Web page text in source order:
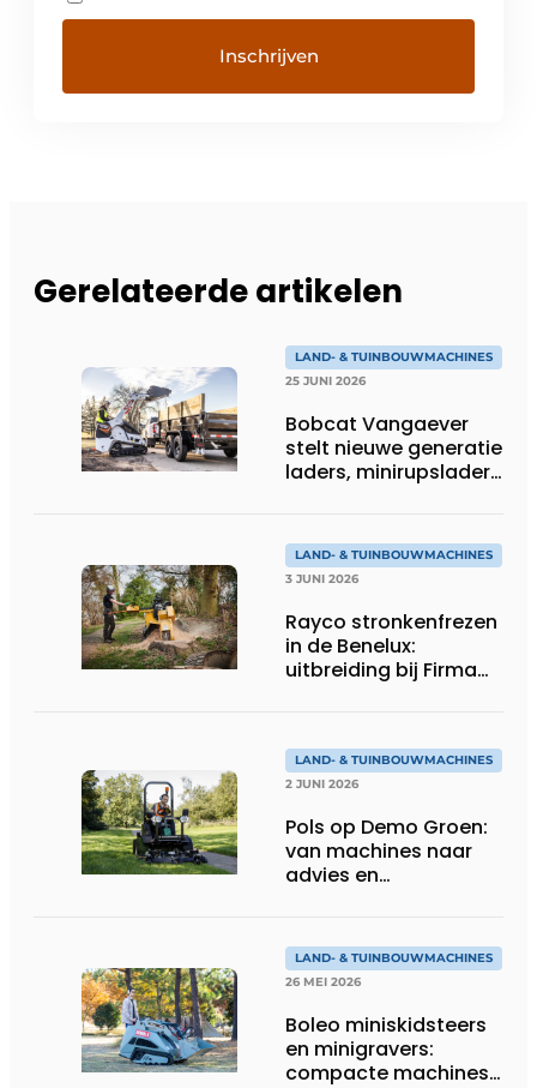
Gerelateerde artikelen
LAND- & TUINBOUWMACHINES
25 JUNI 2026
Bobcat Vangaever
stelt nieuwe generatie
laders, minirupsladers
LAND- & TUINBOUWMACHINES
3 JUNI 2026
Rayco stronkenfrezen
in de Benelux:
uitbreiding bij Firma
LAND- & TUINBOUWMACHINES
2 JUNI 2026
Pols op Demo Groen:
van machines naar
advies en
LAND- & TUINBOUWMACHINES
26 MEI 2026
Boleo miniskidsteers
en minigravers:
compacte machines